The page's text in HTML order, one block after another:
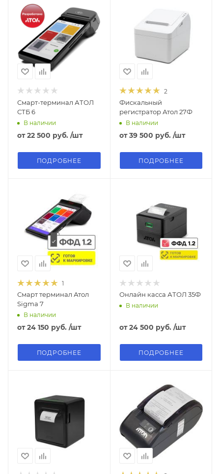
Смарт-терминал АТОЛ
СТБ 6
В наличии
от22 500 руб. /шт
ПОДРОБНЕЕ
2
Фискальный
регистратор Атол 27Ф
В наличии
от39 500 руб. /шт
ПОДРОБНЕЕ
1
Смарт терминал Атол
Sigma 7
В наличии
от24 150 руб. /шт
ПОДРОБНЕЕ
Онлайн касса АТОЛ 35Ф
В наличии
от24 500 руб. /шт
ПОДРОБНЕЕ